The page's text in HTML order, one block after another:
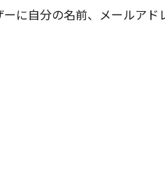
に自分の名前、メールアド